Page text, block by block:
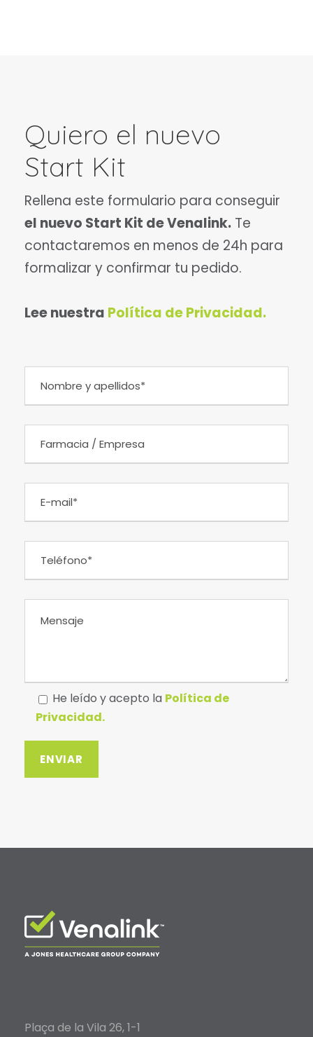
Quiero el nuevo
Start Kit
Rellena este formulario para conseguir
el nuevo Start Kit de Venalink. Te
contactaremos en menos de 24h para
formalizar y confirmar tu pedido.
Lee nuestra Política de Privacidad.
He leído y acepto la Política de
Privacidad.
Plaça de la Vila 26, 1-1